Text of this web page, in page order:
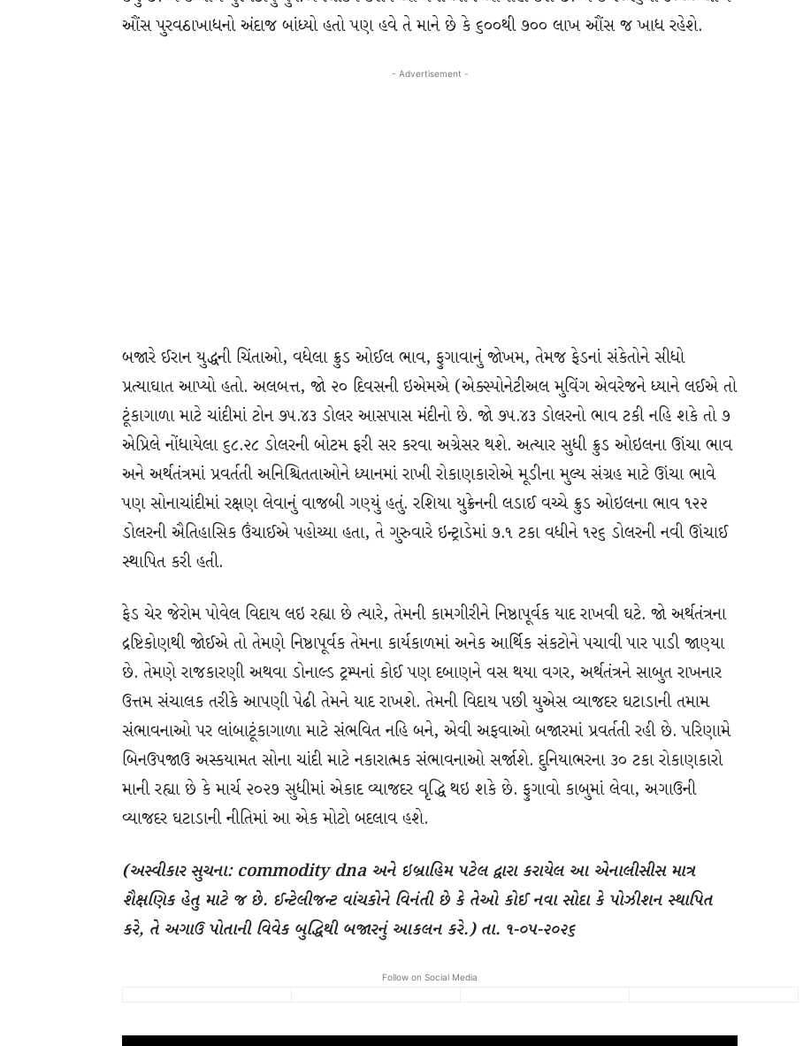
ઔંસ પુરવઠાખાધનો અંદાજ બાંધ્યો હતો પણ હવે તે માને છે કે ૬૦૦થી ૭૦૦ લાખ ઔંસ જ ખાધ રહેશે.
- Advertisement -
બજારે ઈરાન યુદ્ધની ચિંતાઓ, વધેલા ક્રુડ ઓઈલ ભાવ, ફુગાવાનું જોખમ, તેમજ ફેડનાં સંકેતોને સીધો
પ્રત્યાઘાત આપ્યો હતો. અલબત્ત, જો ૨૦ દિવસની ઇએમએ (એક્સ્પોનેટીઅલ મુવિંગ એવરેજને ધ્યાને લઈએ તો
ટૂંકાગાળા માટે ચાંદીમાં ટોન ૭૫.૪૩ ડોલર આસપાસ મંદીનો છે. જો ૭૫.૪૩ ડોલરનો ભાવ ટકી નહિ શકે તો ૭
એપ્રિલે નોંધાયેલા ૬૮.૨૮ ડોલરની બોટમ ફરી સર કરવા અગ્રેસર થશે. અત્યાર સુધી ક્રુડ ઓઇલના ઊંચા ભાવ
અને અર્થતંત્રમાં પ્રવર્તતી અનિશ્ચિતતાઓને ધ્યાનમાં રાખી રોકાણકારોએ મૂડીના મુલ્ય સંગ્રહ માટે ઊંચા ભાવે
પણ સોનાચાંદીમાં રક્ષણ લેવાનું વાજબી ગણ્યું હતું. રશિયા યુક્રેનની લડાઈ વચ્ચે ક્રુડ ઓઇલના ભાવ ૧૨૨
ડોલરની ઐતિહાસિક ઉંચાઈએ પહોચ્યા હતા, તે ગુરુવારે ઇન્ટ્રાડેમાં ૭.૧ ટકા વધીને ૧૨૬ ડોલરની નવી ઊંચાઈ
સ્થાપિત કરી હતી.
ફેડ ચેર જેરોમ પોવેલ વિદાય લઇ રહ્યા છે ત્યારે, તેમની કામગીરીને નિષ્ઠાપૂર્વક યાદ રાખવી ઘટે. જો અર્થતંત્રના
દ્રષ્ટિકોણથી જોઈએ તો તેમણે નિષ્ઠાપૂર્વક તેમના કાર્યકાળમાં અનેક આર્થિક સંકટોને પચાવી પાર પાડી જાણ્યા
છે. તેમણે રાજકારણી અથવા ડોનાલ્ડ ટ્રમ્પનાં કોઈ પણ દબાણને વસ થયા વગર, અર્થતંત્રને સાબુત રાખનાર
ઉત્તમ સંચાલક તરીકે આપણી પેઢી તેમને યાદ રાખશે. તેમની વિદાય પછી યુએસ વ્યાજદર ઘટાડાની તમામ
સંભાવનાઓ પર લાંબાટૂંકાગાળા માટે સંભવિત નહિ બને, એવી અફવાઓ બજારમાં પ્રવર્તતી રહી છે. પરિણામે
બિનઉપજાઉ અસ્કયામત સોના ચાંદી માટે નકારાત્મક સંભાવનાઓ સર્જાશે. દુનિયાભરના ૩૦ ટકા રોકાણકારો
માની રહ્યા છે કે માર્ચ ૨૦૨૭ સુધીમાં એકાદ વ્યાજદર વૃદ્ધિ થઇ શકે છે. ફુગાવો કાબુમાં લેવા, અગાઉની
વ્યાજદર ઘટાડાની નીતિમાં આ એક મોટો બદલાવ હશે.
(અસ્વીકાર સુચના: commodity dna અને ઇબ્રાહિમ પટેલ દ્વારા કરાયેલ આ એનાલીસીસ માત્ર
શૈક્ષણિક હેતુ માટે જ છે. ઈન્ટેલીજન્ટ વાંચકોને વિનંતી છે કે તેઓ કોઈ નવા સોદા કે પોઝીશન સ્થાપિત
કરે, તે અગાઉ પોતાની વિવેક બુદ્ધિથી બજારનું આકલન કરે.) તા. ૧-૦૫-૨૦૨૬
Follow on Social Media